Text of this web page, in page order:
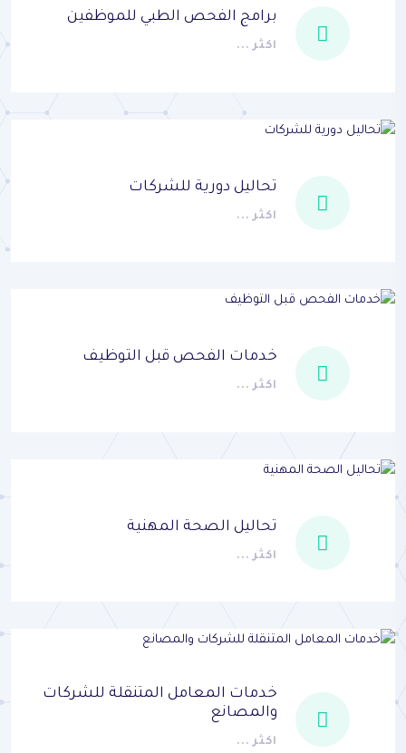
برامج الفحص الطبي للموظفين
اكثر ...
تحاليل دورية للشركات
اكثر ...
خدمات الفحص قبل التوظيف
اكثر ...
تحاليل الصحة المهنية
اكثر ...
خدمات المعامل المتنقلة للشركات
والمصانع
اكثر ...